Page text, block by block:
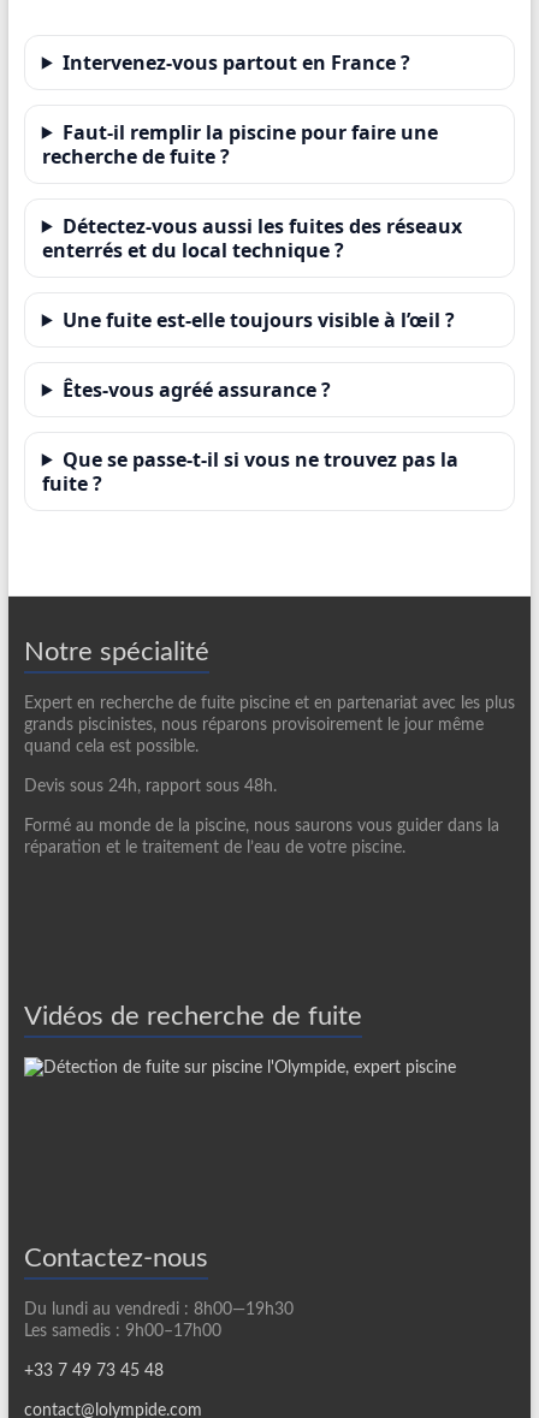
Intervenez-vous partout en France ?
Faut-il remplir la piscine pour faire une
recherche de fuite ?
Détectez-vous aussi les fuites des réseaux
enterrés et du local technique ?
Une fuite est-elle toujours visible à l’œil ?
Êtes-vous agréé assurance ?
Que se passe-t-il si vous ne trouvez pas la
fuite ?
Notre spécialité
Expert en recherche de fuite piscine et en partenariat avec les plus
grands piscinistes, nous réparons provisoirement le jour même
quand cela est possible.
Devis sous 24h, rapport sous 48h.
Formé au monde de la piscine, nous saurons vous guider dans la
réparation et le traitement de l’eau de votre piscine.
Vidéos de recherche de fuite
Contactez-nous
Du lundi au vendredi : 8h00—19h30
Les samedis : 9h00–17h00
+33 7 49 73 45 48
contact@lolympide.com